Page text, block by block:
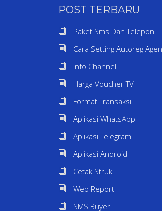
POST TERBARU
Paket Sms Dan Telepon
Cara Setting Autoreg Agen
Info Channel
Harga Voucher TV
Format Transaksi
Aplikasi WhatsApp
Aplikasi Telegram
Aplikasi Android
Cetak Struk
Web Report
SMS Buyer